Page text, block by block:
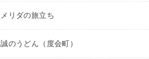
メリダの旅立ち
誠のうどん（度会町）